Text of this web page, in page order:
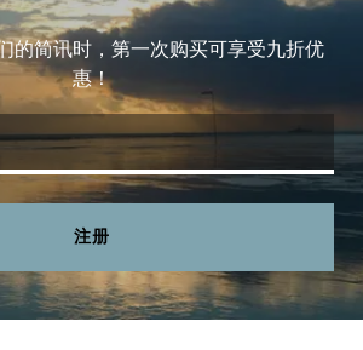
的简讯时，第一次购买可享受九折优
惠！
注册